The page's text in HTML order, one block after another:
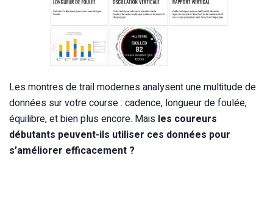
Les montres de trail modernes analysent une multitude de
données sur votre course : cadence, longueur de foulée,
équilibre, et bien plus encore. Mais les coureurs
débutants peuvent-ils utiliser ces données pour
s’améliorer efficacement ?